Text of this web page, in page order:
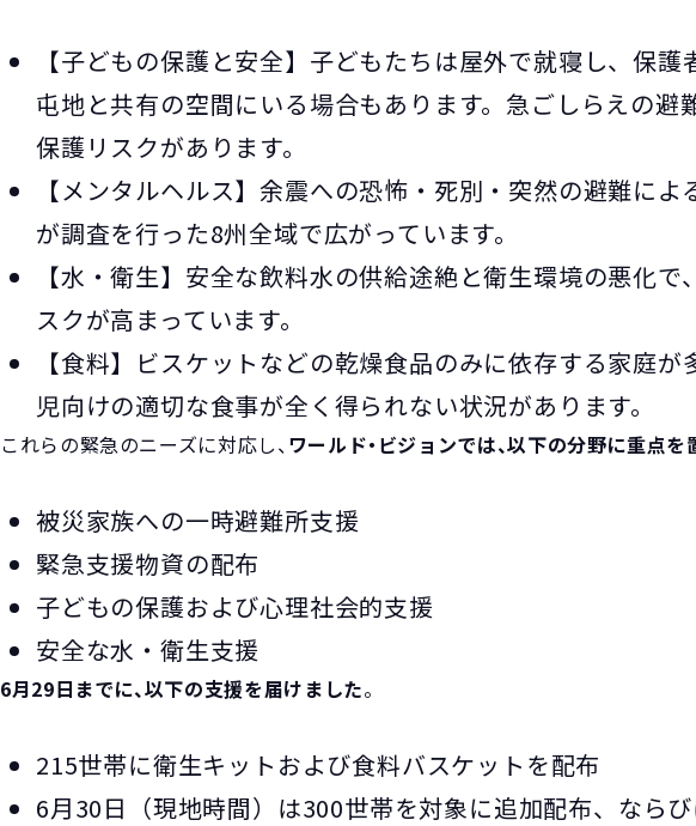
【子どもの保護と安全】子どもたちは屋外で就寝し、保
屯地と共有の空間にいる場合もあります。急ごしらえの避
保護リスクがあります。
【メンタルヘルス】余震への恐怖・死別・突然の避難に
が調査を行った8州全域で広がっています。
【水・衛生】安全な飲料水の供給途絶と衛生環境の悪化で
スクが高まっています。
【食料】ビスケットなどの乾燥食品のみに依存する家庭
児向けの適切な食事が全く得られない状況があります。
これらの緊急のニーズに対応し、ワールド・ビジョンでは、以下の分野に重点
被災家族への一時避難所支援
緊急支援物資の配布
子どもの保護および心理社会的支援
安全な水・衛生支援
6月29日までに、以下の支援を届けました。
215世帯に衛生キットおよび食料バスケットを配布
6月30日（現地時間）は300世帯を対象に追加配布、なら